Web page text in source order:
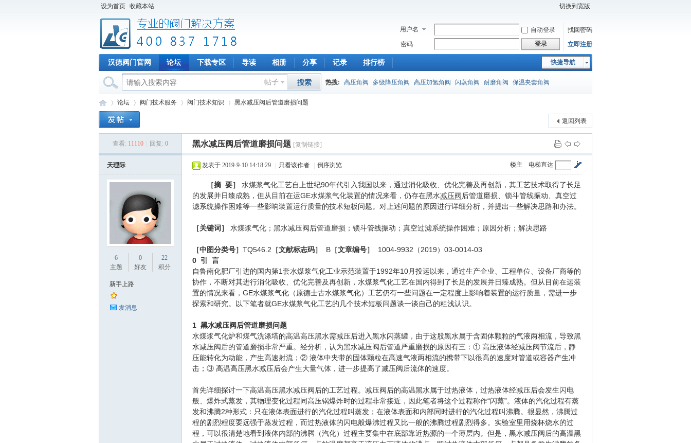
设为首页 收藏本站 切换到宽版
用户名 自动登录
找回密码
密码
登录 立即注册
快捷导航
汉德阀门官网 论坛 下载专区 导读 相册 分享 记录 排行榜
帖子 搜索 热搜: 高压角阀 多级降压角阀 高压加氢角阀 闪蒸角阀 耐磨角阀 保温夹套角阀
论坛
›
阀门技术服务 阀门技术知识
›
黑水减压阀后管道磨损问题
返回列表
查看: 11110 回复: 0 黑水减压阀后管道磨损问题 [复制链接]
天理际
6
主题
0
好友
22
积分
新手上路
发消息
电梯直达
楼主
发表于 2019-9-10 14:18:29 只看该作者 倒序浏览
［摘 要］
水煤浆气化工艺自上世纪90年代引入我国以来，通过消化吸收、优化完善及再创新，其工艺技术取得了长足
的发展并日臻成熟，但从目前在运GE水煤浆气化装置的情况来看，仍存在黑水减压阀后管道磨损、锁斗管线振动、真空过
滤系统操作困难等一些影响装置运行质量的技术短板问题。对上述问题的原因进行详细分析，并提出一些解决思路和办法。
［关键词］ 水煤浆气化；黑水减压阀后管道磨损；锁斗管线振动；真空过滤系统操作困难；原因分析；解决思路
［中图分类号］ TQ546.2 ［文献标志码］ B ［文章编号］
1004-9932（2019）03-0014-03
0 引 言
自鲁南化肥厂引进的国内第1套水煤浆气化工业示范装置于1992年10月投运以来，通过生产企业、工程单位、设备厂商等的
协作，不断对其进行消化吸收、优化完善及再创新，水煤浆气化工艺在国内得到了长足的发展并日臻成熟。但从目前在运装
置的情况来看，GE水煤浆气化（原德士古水煤浆气化）工艺仍有一些问题在一定程度上影响着装置的运行质量，需进一步
探索和研究。以下笔者就GE水煤浆气化工艺的几个技术短板问题谈一谈自己的粗浅认识。
1 黑水减压阀后管道磨损问题
水煤浆气化炉和煤气洗涤塔的高温高压黑水需减压后进入黑水闪蒸罐，由于这股黑水属于含固体颗粒的气液两相流，导致黑
水减压阀后的管道磨损非常严重。经分析，认为黑水减压阀后管道严重磨损的原因有三：① 高压液体经减压阀节流后，静
压能转化为动能，产生高速射流；② 液体中夹带的固体颗粒在高速气液两相流的携带下以很高的速度对管道或容器产生冲
击；③ 高温高压黑水减压后会产生大量气体，进一步提高了减压阀后流体的速度。
首先详细探讨一下高温高压黑水减压阀后的工艺过程。减压阀后的高温黑水属于过热液体，过热液体经减压后会发生闪电
般、爆炸式蒸发，其物理变化过程同高压锅爆炸时的过程非常接近，因此笔者将这个过程称作“闪蒸”。液体的汽化过程有蒸
发和沸腾2种形式：只在液体表面进行的汽化过程叫蒸发；在液体表面和内部同时进行的汽化过程叫沸腾。很显然，沸腾过
程的剧烈程度要远强于蒸发过程，而过热液体的闪电般爆沸过程又比一般的沸腾过程剧烈得多。实验室里用烧杯烧水的过
程，可以很清楚地看到液体内部的沸腾（汽化）过程主要集中在底部靠近热源的一个薄层内。但是，黑水减压阀后的高温黑